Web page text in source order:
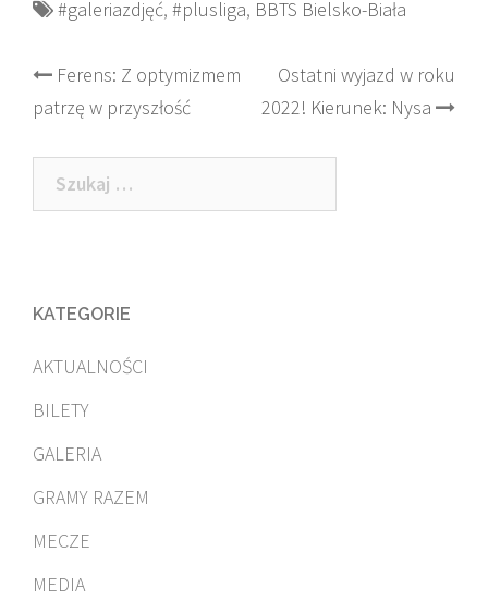
#galeriazdjęć, #plusliga, BBTS Bielsko-Biała
Post
navigation
Ferens: Z optymizmem
patrzę w przyszłość
Ostatni wyjazd w roku
2022! Kierunek: Nysa
Szukaj:
KATEGORIE
AKTUALNOŚCI
BILETY
GALERIA
GRAMY RAZEM
MECZE
MEDIA